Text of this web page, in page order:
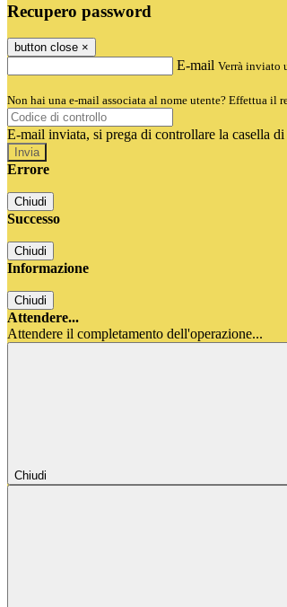
Recupero password
button close ×
E-mail Verrà inviato
Non hai una e-mail associata al nome utente? Effettua il
E-mail inviata, si prega di controllare la casella
Errore
Chiudi
Successo
Chiudi
Informazione
Chiudi
Attendere...
Attendere il completamento dell'operazione...
Chiudi